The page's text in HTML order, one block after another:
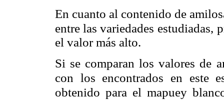
En cuanto al contenido de
entre las variedades estudiadas,
el valor más alto.
Si se comparan los valores de
con los encontrados en este
obtenido para el mapuey